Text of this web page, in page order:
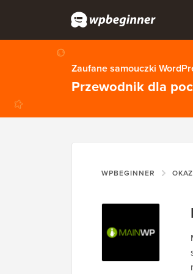
Zaufane samouczki
Przewodnik dla
WPBEGINNER